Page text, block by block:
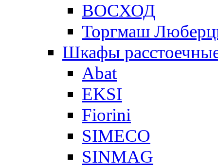
ВОСХОД
Торгмаш
Шкафы
Abat
EKSI
Fiorini
SIMECO
SINMAG